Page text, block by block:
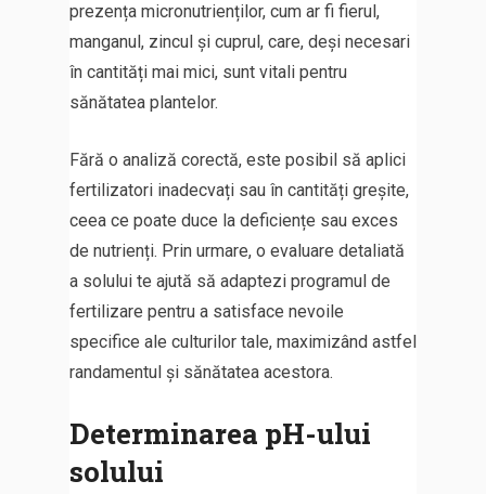
prezența micronutrienților, cum ar fi fierul,
manganul, zincul și cuprul, care, deși necesari
în cantități mai mici, sunt vitali pentru
sănătatea plantelor.
Fără o analiză corectă, este posibil să aplici
fertilizatori inadecvați sau în cantități greșite,
ceea ce poate duce la deficiențe sau exces
de nutrienți. Prin urmare, o evaluare detaliată
a solului te ajută să adaptezi programul de
fertilizare pentru a satisface nevoile
specifice ale culturilor tale, maximizând astfel
randamentul și sănătatea acestora.
Determinarea pH-ului
solului